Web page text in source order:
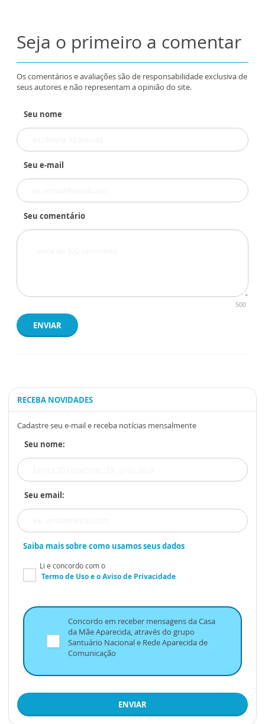
Seja o primeiro a comentar
Os comentários e avaliações são de responsabilidade exclusiva de
seus autores e não representam a opinião do site.
Seu nome
Seu e-mail
Seu comentário
500
ENVIAR
RECEBA NOVIDADES
Cadastre seu e-mail e receba notícias mensalmente
Seu nome:
Seu email:
Saiba mais sobre como usamos seus dados
Li e concordo com o
Termo de Usoe oAviso de Privacidade
Concordo em receber mensagens da Casa
da Mãe Aparecida, através do grupo
Santuário Nacional e Rede Aparecida de
Comunicação
ENVIAR